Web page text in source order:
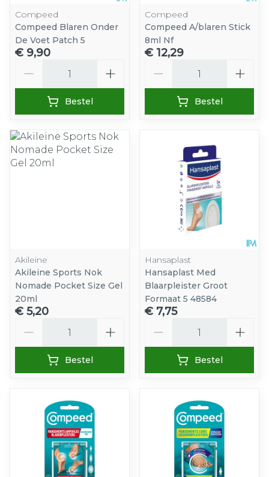
Compeed
Compeed Blaren Onder
De Voet Patch 5
€ 9,90
Bestel
Compeed
Compeed A/blaren Stick
8ml Nf
€ 12,29
Bestel
Akileine
Akileine Sports Nok
Nomade Pocket Size Gel
20ml
€ 5,20
Bestel
Hansaplast
Hansaplast Med
Blaarpleister Groot
Formaat 5 48584
€ 7,75
Bestel